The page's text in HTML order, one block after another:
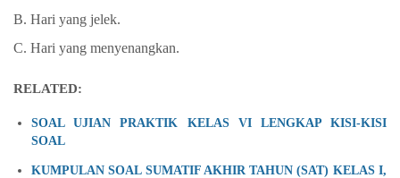
B. Hari yang jelek.
C. Hari yang menyenangkan.
RELATED:
SOAL UJIAN PRAKTIK KELAS VI LENGKAP KISI-KISI
SOAL
KUMPULAN SOAL SUMATIF AKHIR TAHUN (SAT) KELAS I,